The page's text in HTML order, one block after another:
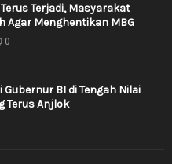
Terjadi, Masyarakat
Agar Menghentikan MBG
0
BI di Tengah Nilai
Terus Anjlok